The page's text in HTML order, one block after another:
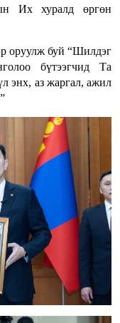
Их хуралд өргөн
оруулж буй “Шилдэг
бүтээгчид Та
энх, аз жаргал, ажил